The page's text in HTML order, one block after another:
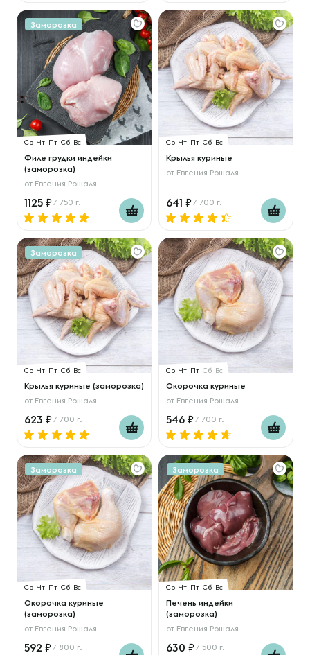
Заморозка
Ср Чт Пт Сб Вс
Филе грудки индейки
(заморозка)
от Евгения Рошаля
1125 / 750 г.
Ср Чт Пт Сб Вс
Крылья куриные
от Евгения Рошаля
641 / 700 г.
Заморозка
Ср Чт Пт Сб Вс
Крылья куриные (заморозка)
от Евгения Рошаля
623 / 700 г.
Ср Чт Пт Сб Вс
Окорочка куриные
от Евгения Рошаля
546 / 700 г.
Заморозка
Ср Чт Пт Сб Вс
Окорочка куриные
(заморозка)
от Евгения Рошаля
592 / 800 г.
Заморозка
Ср Чт Пт Сб Вс
Печень индейки
(заморозка)
от Евгения Рошаля
630 / 500 г.